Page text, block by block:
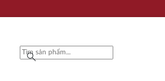
search